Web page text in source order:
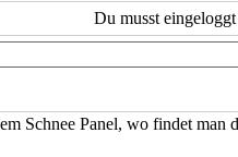
Du musst
Schnee Panel, wo findet man